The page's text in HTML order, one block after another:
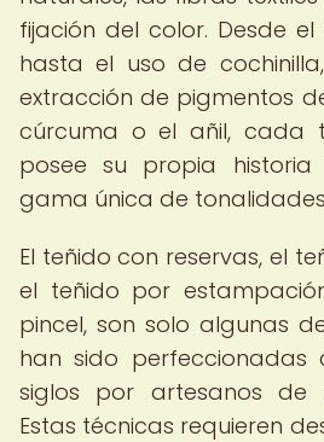
fijación del color. Desde
hasta el uso de
extracción de pigmentos
cúrcuma o el añil, cada
posee su propia
gama única de
El teñido con reservas, el
el teñido por
pincel, son solo algunas
han sido
siglos por artesanos de
Estas técnicas requieren